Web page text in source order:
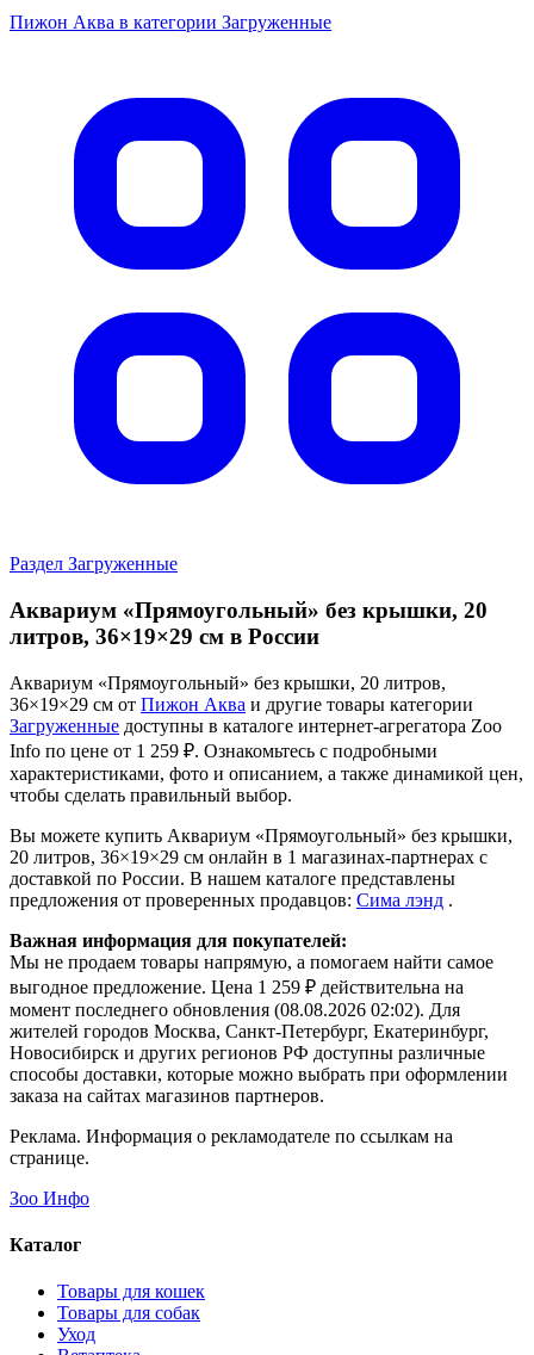
Пижон Аква в категории Загруженные
Раздел Загруженные
Аквариум «Прямоугольный» без крышки, 20
литров, 36×19×29 см в России
Аквариум «Прямоугольный» без крышки, 20 литров,
36×19×29 см от Пижон Аква и другие товары категории
Загруженные доступны в каталоге интернет-агрегатора Zoo
Info по цене от 1 259 ₽. Ознакомьтесь с подробными
характеристиками, фото и описанием, а также динамикой цен,
чтобы сделать правильный выбор.
Вы можете купить Аквариум «Прямоугольный» без крышки,
20 литров, 36×19×29 см онлайн в 1 магазинах-партнерах с
доставкой по России. В нашем каталоге представлены
предложения от проверенных продавцов: Сима лэнд .
Важная информация для покупателей:
Мы не продаем товары напрямую, а помогаем найти самое
выгодное предложение. Цена 1 259 ₽ действительна на
момент последнего обновления (08.08.2026 02:02). Для
жителей городов Москва, Санкт-Петербург, Екатеринбург,
Новосибирск и других регионов РФ доступны различные
способы доставки, которые можно выбрать при оформлении
заказа на сайтах магазинов партнеров.
Реклама. Информация о рекламодателе по ссылкам на
странице.
Зоо Инфо
Каталог
Товары для кошек
Товары для собак
Уход